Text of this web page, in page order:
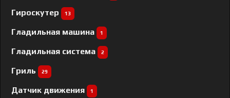
Гироскутер 13
Гладильная машина 1
Гладильная система 2
Гриль 29
Датчик движения 1